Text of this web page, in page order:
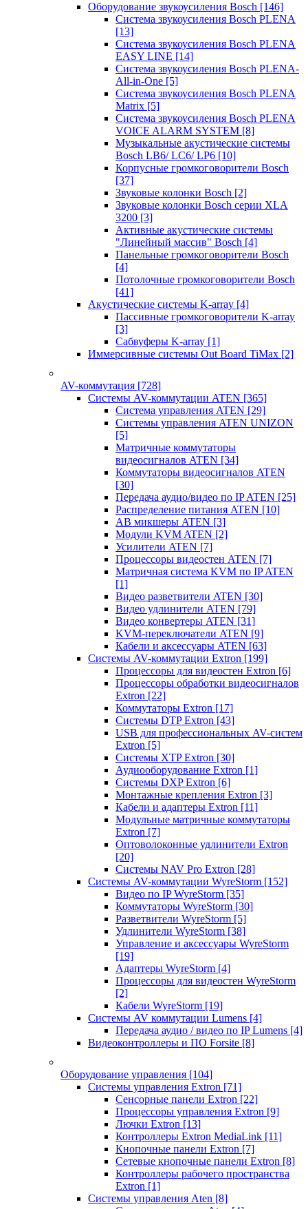
Оборудование звукоусиления Bosch [146]
Система звукоусиления Bosch PLENA
[13]
Система звукоусиления Bosch PLENA
EASY LINE [14]
Система звукоусиления Bosch PLENA-
All-in-One [5]
Система звукоусиления Bosch PLENA
Matrix [5]
Система звукоусиления Bosch PLENA
VOICE ALARM SYSTEM [8]
Музыкальные акустические системы
Bosch LB6/ LC6/ LP6 [10]
Корпусные громкоговорители Bosch
[37]
Звуковые колонки Bosch [2]
Звуковые колонки Bosch серии XLA
3200 [3]
Активные акустические системы
"Линейный массив" Bosch [4]
Панельные громкоговорители Bosch
[4]
Потолочные громкоговорители Bosch
[41]
Акустические системы K-array [4]
Пассивные громкоговорители K-array
[3]
Сабвуферы K-array [1]
Иммерсивные системы Out Board TiMax [2]
AV-коммутация [728]
Системы AV-коммутации ATEN [365]
Система управления ATEN [29]
Системы управления ATEN UNIZON
[5]
Матричные коммутаторы
видеосигналов ATEN [34]
Коммутаторы видеосигналов ATEN
[30]
Передача аудио/видео по IP ATEN [25]
Распределение питания ATEN [10]
АВ микшеры ATEN [3]
Модули KVM ATEN [2]
Усилители ATEN [7]
Процессоры видеостен ATEN [7]
Матричная система KVM по IP ATEN
[1]
Видео разветвители ATEN [30]
Видео удлинители ATEN [79]
Видео конвертеры ATEN [31]
KVM-переключатели ATEN [9]
Кабели и аксессуары ATEN [63]
Системы AV-коммутации Extron [199]
Процессоры для видеостен Extron [6]
Процессоры обработки видеосигналов
Extron [22]
Коммутаторы Extron [17]
Системы DTP Extron [43]
USB для профессиональных AV-систем
Extron [5]
Системы XTP Extron [30]
Аудиооборудование Extron [1]
Системы DXP Extron [6]
Монтажные крепления Extron [3]
Кабели и адаптеры Extron [11]
Модульные матричные коммутаторы
Extron [7]
Оптоволоконные удлинители Extron
[20]
Системы NAV Pro Extron [28]
Системы AV-коммутации WyreStorm [152]
Видео по IP WyreStorm [35]
Коммутаторы WyreStorm [30]
Разветвители WyreStorm [5]
Удлинители WyreStorm [38]
Управление и аксессуары WyreStorm
[19]
Адаптеры WyreStorm [4]
Процессоры для видеостен WyreStorm
[2]
Кабели WyreStorm [19]
Системы AV коммутации Lumens [4]
Передача аудио / видео по IP Lumens [4]
Видеоконтроллеры и ПО Forsite [8]
Оборудование управления [104]
Системы управления Extron [71]
Сенсорные панели Extron [22]
Процессоры управления Extron [9]
Лючки Extron [13]
Контроллеры Extron MediaLink [11]
Кнопочные панели Extron [7]
Сетевые кнопочные панели Extron [8]
Контроллеры рабочего пространства
Extron [1]
Системы управления Aten [8]